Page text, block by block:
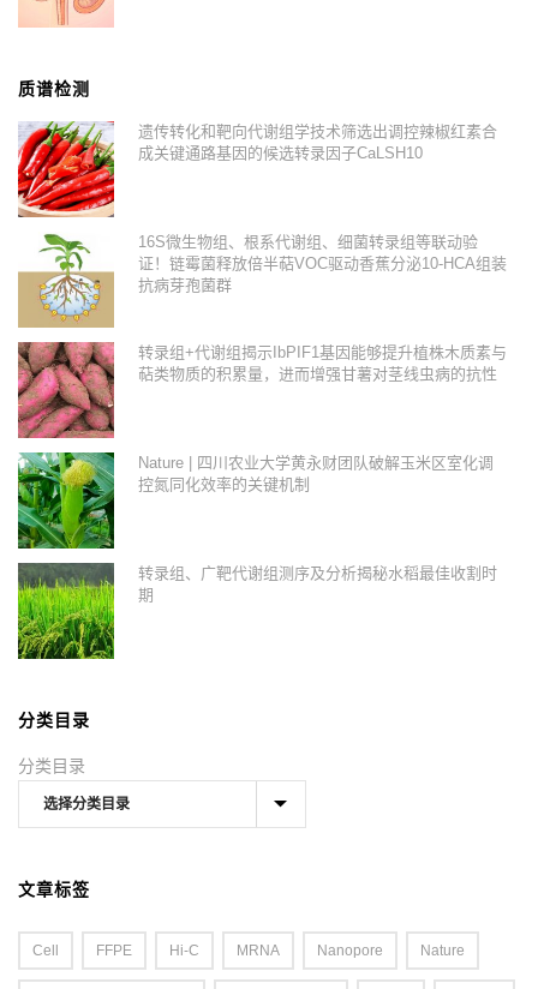
质谱检测
遗传转化和靶向代谢组学技术筛选出调控辣椒红素合
成关键通路基因的候选转录因子CaLSH10
16S微生物组、根系代谢组、细菌转录组等联动验
证！链霉菌释放倍半萜VOC驱动香蕉分泌10-HCA组装
抗病芽孢菌群
转录组+代谢组揭示IbPIF1基因能够提升植株木质素与
萜类物质的积累量，进而增强甘薯对茎线虫病的抗性
Nature | 四川农业大学黄永财团队破解玉米区室化调
控氮同化效率的关键机制
转录组、广靶代谢组测序及分析揭秘水稻最佳收割时
期
分类目录
分类目录
文章标签
Cell FFPE Hi-C MRNA Nanopore Nature